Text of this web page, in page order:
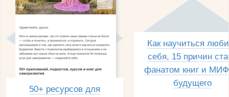
50+ ресурсов для
Как научиться
себя, 15 причин
фанатом книг и
будущего